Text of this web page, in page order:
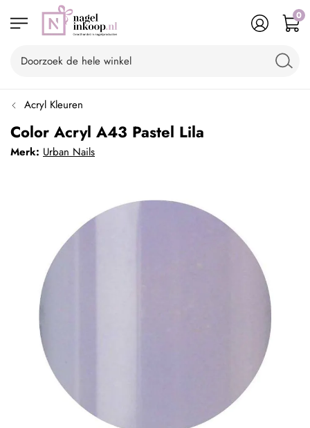
0
Acryl Kleuren
Color Acryl A43 Pastel Lila
Merk: Urban Nails